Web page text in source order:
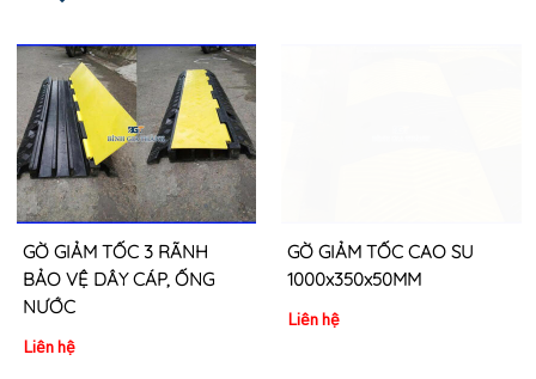
GỜ GIẢM TỐC 3 RÃNH
BẢO VỆ DÂY CÁP, ỐNG
NƯỚC
Liên hệ
GỜ GIẢM TỐC CAO SU
1000x350x50MM
Liên hệ